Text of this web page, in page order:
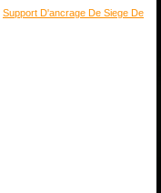
Support D'ancrage De Siege De